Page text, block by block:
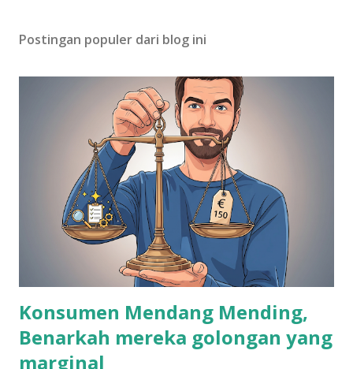
Postingan populer dari blog ini
Konsumen Mendang Mending,
Benarkah mereka golongan yang
marginal